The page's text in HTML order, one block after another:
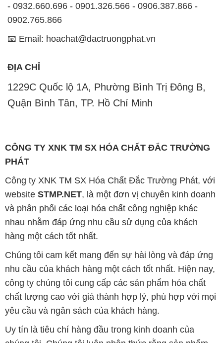
- 0932.660.696 - 0901.326.566 - 0906.387.866 -
0902.765.866
📧 Email: hoachat@dactruongphat.vn
ĐỊA CHỈ
1229C Quốc lộ 1A, Phường Bình Trị Đông B,
Quận Bình Tân, TP. Hồ Chí Minh
CÔNG TY XNK TM SX HÓA CHẤT ĐẮC TRƯỜNG
PHÁT
Công ty XNK TM SX Hóa Chất Đắc Trường Phát, với
website STMP.NET, là một đơn vị chuyên kinh doanh
và phân phối các loại hóa chất công nghiệp khác
nhau nhằm đáp ứng nhu cầu sử dụng của khách
hàng một cách tốt nhất.
Chúng tôi cam kết mang đến sự hài lòng và đáp ứng
nhu cầu của khách hàng một cách tốt nhất. Hiện nay,
công ty chúng tôi cung cấp các sản phẩm hóa chất
chất lượng cao với giá thành hợp lý, phù hợp với mọi
yêu cầu và ngân sách của khách hàng.
Uy tín là tiêu chí hàng đầu trong kinh doanh của